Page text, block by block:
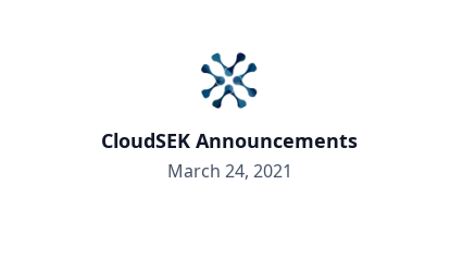
CloudSEK Announcements
March 24, 2021